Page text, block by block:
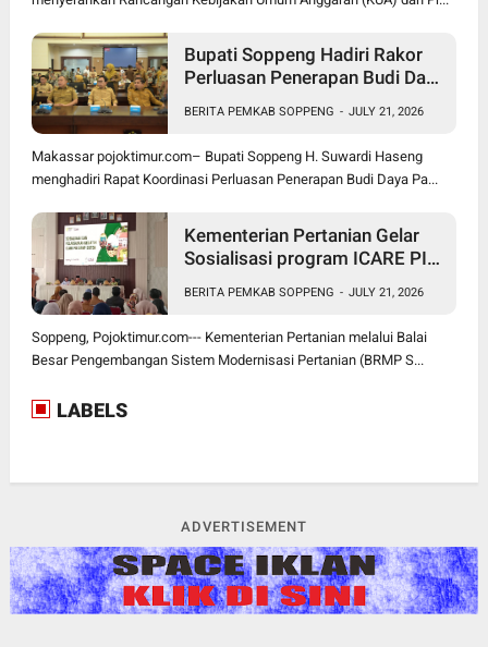
Bupati Soppeng Hadiri Rakor
Perluasan Penerapan Budi Daya
BERITA PEMKAB SOPPENG - JULY 21, 2026
Makassar pojoktimur.com– Bupati Soppeng H. Suwardi Haseng
menghadiri Rapat Koordinasi Perluasan Penerapan Budi Daya Pa...
Kementerian Pertanian Gelar
Sosialisasi program ICARE PIU
BERITA PEMKAB SOPPENG - JULY 21, 2026
Soppeng, Pojoktimur.com--- Kementerian Pertanian melalui Balai
Besar Pengembangan Sistem Modernisasi Pertanian (BRMP S...
LABELS
ADVERTISEMENT